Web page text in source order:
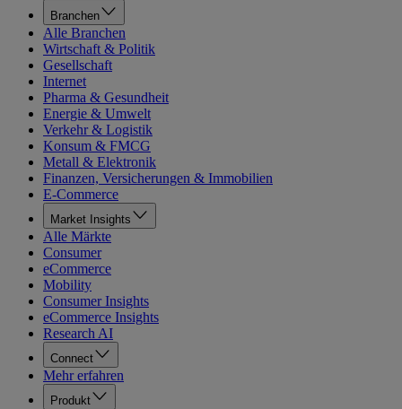
Branchen
Alle Branchen
Wirtschaft & Politik
Gesellschaft
Internet
Pharma & Gesundheit
Energie & Umwelt
Verkehr & Logistik
Konsum & FMCG
Metall & Elektronik
Finanzen, Versicherungen & Immobilien
E-Commerce
Market Insights
Alle Märkte
Consumer
eCommerce
Mobility
Consumer Insights
eCommerce Insights
Research AI
Connect
Mehr erfahren
Produkt